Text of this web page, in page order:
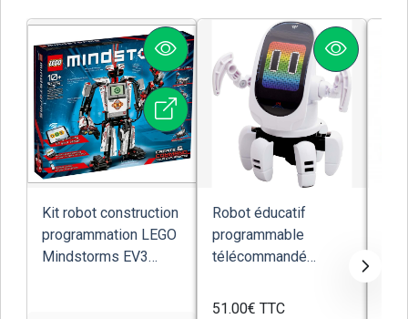
Kit robot construction
programmation LEGO
Mindstorms EV3
Robot éducatif
programmable
télécommandé
Ycoo Octo...
51.00€ TTC